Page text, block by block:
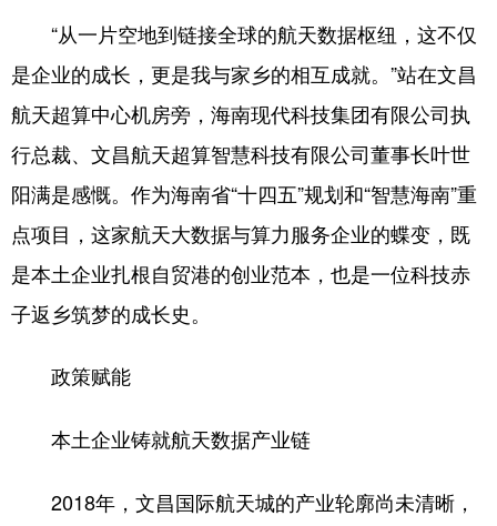
“从一片空地到链接全球的航天数据枢纽，这不仅
是企业的成长，更是我与家乡的相互成就。”站在文昌
航天超算中心机房旁，海南现代科技集团有限公司执
行总裁、文昌航天超算智慧科技有限公司董事长叶世
阳满是感慨。作为海南省“十四五”规划和“智慧海南”重
点项目，这家航天大数据与算力服务企业的蝶变，既
是本土企业扎根自贸港的创业范本，也是一位科技赤
子返乡筑梦的成长史。
政策赋能
本土企业铸就航天数据产业链
2018年，文昌国际航天城的产业轮廓尚未清晰，